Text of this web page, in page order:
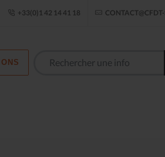
Établissement
+33(0)1 42 14 41 18 CONTACT@CFDT-